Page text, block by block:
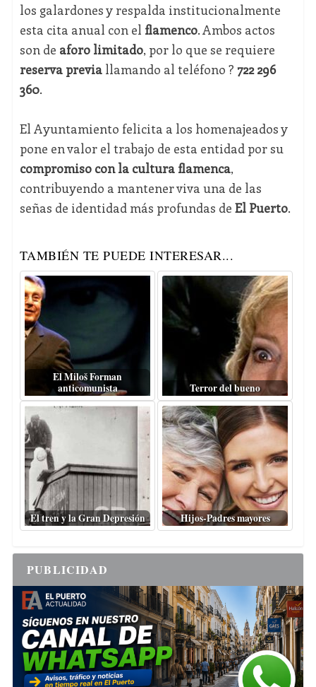
los galardones y respalda institucionalmente
esta cita anual con el flamenco. Ambos actos
son de aforo limitado, por lo que se requiere
reserva previallamando al teléfono ? 722 296
360.
El Ayuntamiento felicita a los homenajeados y
pone en valor el trabajo de esta entidad por su
compromiso con la cultura flamenca,
contribuyendo a mantener viva una de las
señas de identidad más profundas de El Puerto.
TAMBIÉN TE PUEDE INTERESAR...
El Miloš Forman
anticomunista
Terror del bueno
El tren y la Gran Depresión Hijos-Padres mayores
PUBLICIDAD